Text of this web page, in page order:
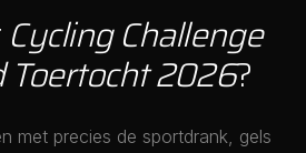
Cycling Challenge
Toertocht 2026?
met precies de sportdrank, gels